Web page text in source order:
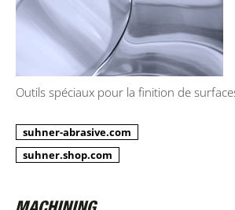
Outils spéciaux pour la finition de
suhner-abrasive.com
suhner.shop.com